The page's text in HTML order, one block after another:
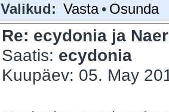
Valikud: Vasta • Osunda
Re: ecydonia ja
Saatis: ecydonia
Kuupäev: 05. May